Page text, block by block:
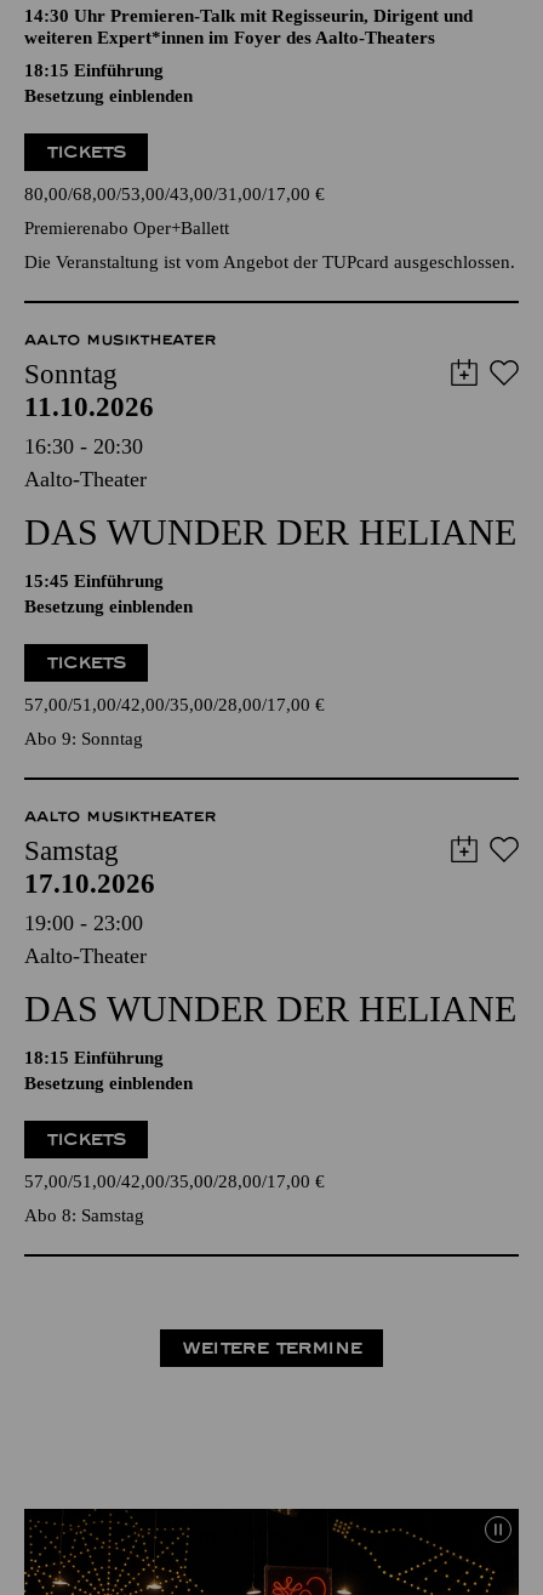
14:30 Uhr Premieren-Talk mit Regisseurin, Dirigent und
weiteren Expert*innen im Foyer des Aalto-Theaters
18:15 Einführung
Besetzung einblenden
TICKETS
80,00 68,00 53,00 43,00 31,00 17,00 €
Premierenabo Oper+Ballett
Die Veranstaltung ist vom Angebot der TUPcard ausgeschlossen.
AALTO MUSIKTHEATER
Sonntag
11.10.2026
16:30 - 20:30
Aalto-Theater
DAS WUNDER DER HELIANE
15:45 Einführung
Besetzung einblenden
TICKETS
57,00 51,00 42,00 35,00 28,00 17,00 €
Abo 9: Sonntag
AALTO MUSIKTHEATER
Samstag
17.10.2026
19:00 - 23:00
Aalto-Theater
DAS WUNDER DER HELIANE
18:15 Einführung
Besetzung einblenden
TICKETS
57,00 51,00 42,00 35,00 28,00 17,00 €
Abo 8: Samstag
WEITERE TERMINE